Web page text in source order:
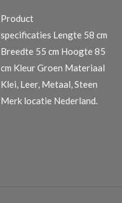
Product
specificaties Lengte 58 cm
Breedte 55 cm Hoogte 85
cm Kleur Groen Materiaal
Klei, Leer, Metaal, Steen
Merk locatie Nederland.